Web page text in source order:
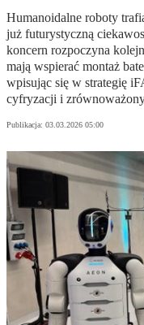
Humanoidalne roboty
już futurystyczną
koncern rozpoczyna
mają wspierać montaż
wpisując się w strategię
cyfryzacji i
Publikacja: 03.03.2026 05:00